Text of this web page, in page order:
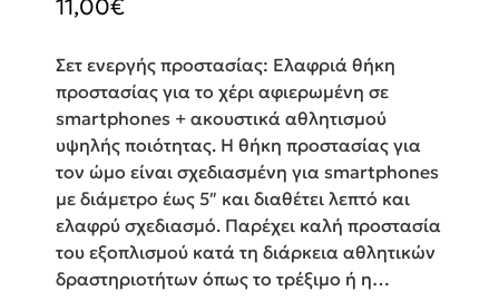
11,00€
Σετ ενεργής προστασίας: Ελαφριά θήκη
προστασίας για το χέρι αφιερωμένη σε
smartphones + ακουστικά αθλητισμού
υψηλής ποιότητας. Η θήκη προστασίας για
τον ώμο είναι σχεδιασμένη για smartphones
με διάμετρο έως 5″ και διαθέτει λεπτό και
ελαφρύ σχεδιασμό. Παρέχει καλή προστασία
του εξοπλισμού κατά τη διάρκεια αθλητικών
δραστηριοτήτων όπως το τρέξιμο ή η…